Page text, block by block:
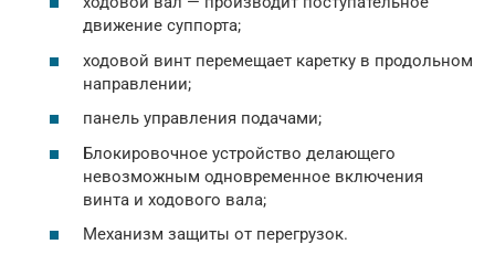
движение суппорта;
ходовой винт перемещает каретку в продольном
направлении;
панель управления подачами;
Блокировочное устройство делающего
невозможным одновременное включения
винта и ходового вала;
Механизм защиты от перегрузок.